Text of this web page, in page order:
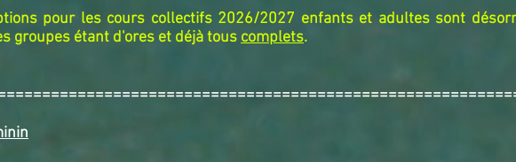
pour les cours collectifs 2026/2027 enfants et adultes sont
groupes étant d'ores et déjà tous complets.